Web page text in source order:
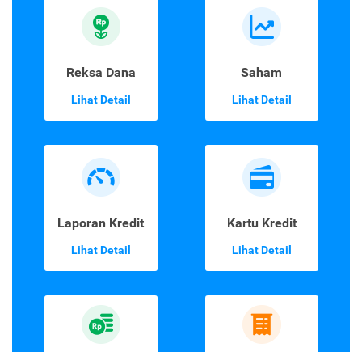
Reksa Dana
Lihat Detail
Saham
Lihat Detail
Laporan Kredit
Lihat Detail
Kartu Kredit
Lihat Detail